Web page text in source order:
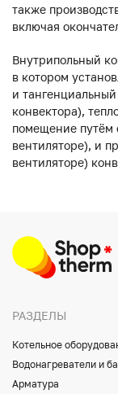
также
включая
Внутрипольный
в котором
и
конвектора),
помещение путём
вентиляторе), и
вентиляторе)
РАЗДЕЛЫ
Котельное
Водонагреватели и
Арматура